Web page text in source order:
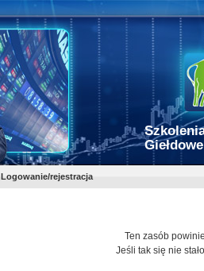
Giełdowe
Logowanie/rejestracja
Ten zasób
Jeśli tak się nie